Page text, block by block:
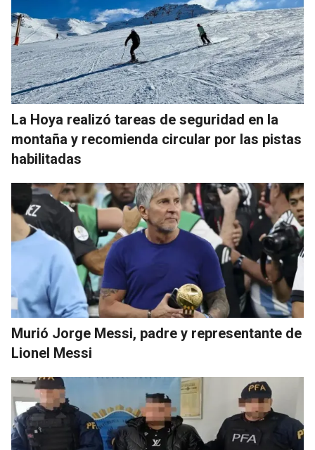
La Hoya realizó tareas de seguridad en la
montaña y recomienda circular por las pistas
habilitadas
Murió Jorge Messi, padre y representante de
Lionel Messi